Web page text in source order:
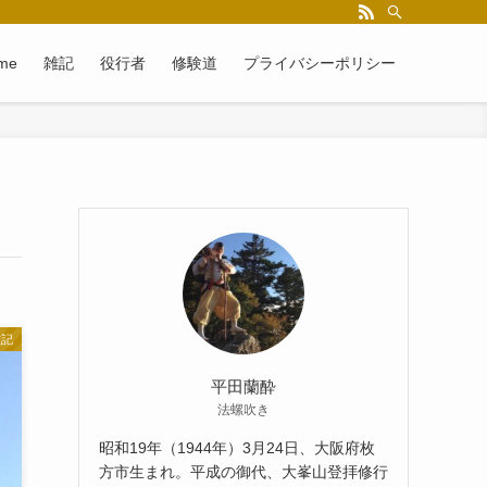
雑記 役行者 修験道 プライバシーポリシー
平田蘭酔
法螺吹き
昭和19年（1944年）3月24日、大阪府枚
方市生まれ。平成の御代、大峯山登拝修行